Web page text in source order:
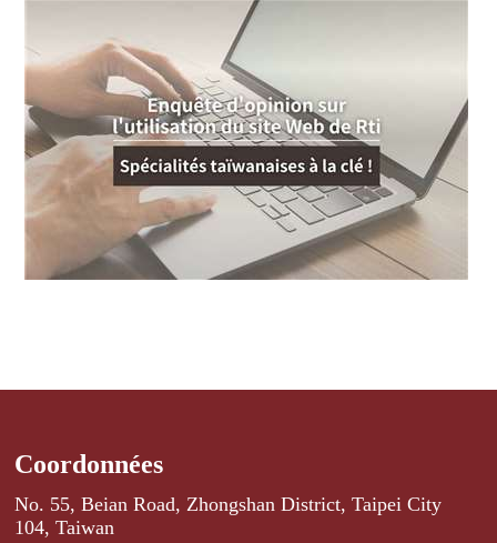
Coordonnées
No. 55, Beian Road, Zhongshan District, Taipei City
104, Taiwan